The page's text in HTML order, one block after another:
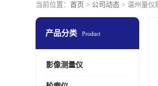
当前位置： 首页 > 公司动态 > 温州量仪
产品分类 Product
影像测量仪